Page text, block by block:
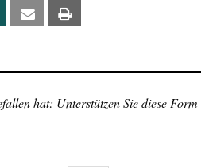
Xing Email
hat: Unterstützen Sie diese Form